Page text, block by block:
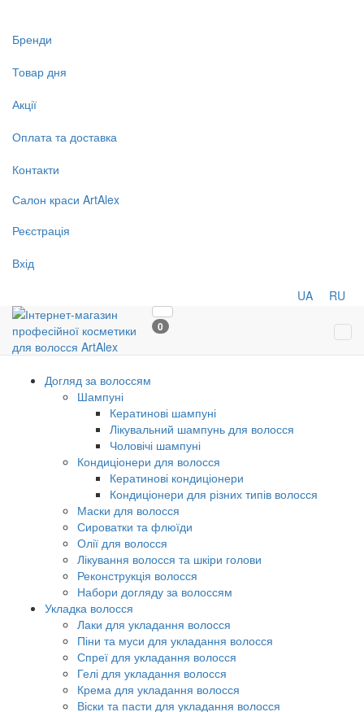
Бренди
Товар дня
Акції
Оплата та доставка
Контакти
Салон краси ArtAlex
Реєстрація
Вхід
UA RU
0
Догляд за волоссям
Шампуні
Кератинові шампуні
Лікувальний шампунь для волосся
Чоловічі шампуні
Кондиціонери для волосся
Кератинові кондиціонери
Кондиціонери для різних типів волосся
Маски для волосся
Сироватки та флюїди
Олії для волосся
Лікування волосся та шкіри голови
Реконструкція волосся
Набори догляду за волоссям
Укладка волосся
Лаки для укладання волосся
Піни та муси для укладання волосся
Спреї для укладання волосся
Гелі для укладання волосся
Крема для укладання волосся
Віски та пасти для укладання волосся